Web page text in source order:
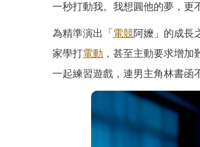
一秒打動我。我想圓他的夢，更
為精準演出「 電競阿嬤」的成長
家學打電動 ，甚至主動要求增
一起練習遊戲，連男主角林書函